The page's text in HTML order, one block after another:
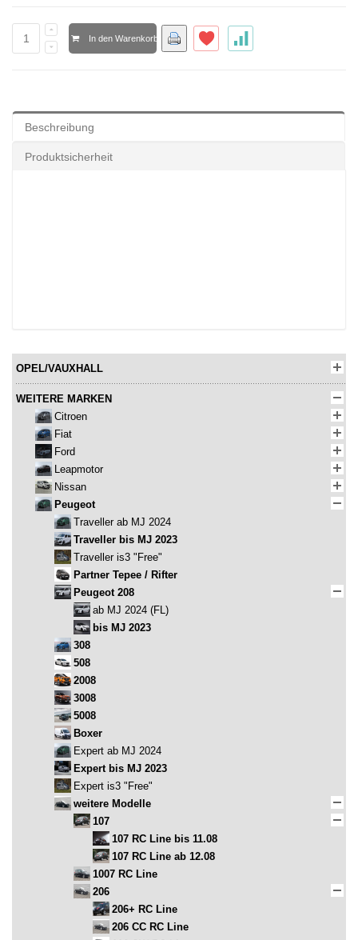
In den Warenkorb
Beschreibung
Produktsicherheit
OPEL/VAUXHALL
WEITERE MARKEN
Citroen
Fiat
Ford
Leapmotor
Nissan
Peugeot
Traveller ab MJ 2024
Traveller bis MJ 2023
Traveller is3 "Free"
Partner Tepee / Rifter
Peugeot 208
ab MJ 2024 (FL)
bis MJ 2023
308
508
2008
3008
5008
Boxer
Expert ab MJ 2024
Expert bis MJ 2023
Expert is3 "Free"
weitere Modelle
107
107 RC Line bis 11.08
107 RC Line ab 12.08
1007 RC Line
206
206+ RC Line
206 CC RC Line